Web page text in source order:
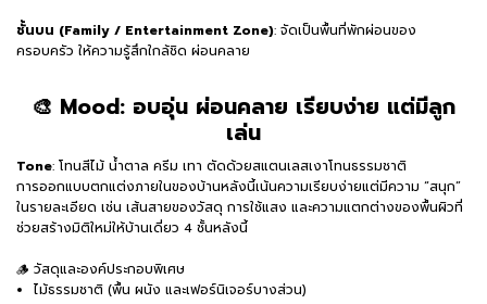
ชั้นบน (Family / Entertainment Zone): จัดเป็นพื้นที่พักผ่อนของ
ครอบครัว ให้ความรู้สึกใกล้ชิด ผ่อนคลาย
🎨 Mood: อบอุ่น ผ่อนคลาย เรียบง่าย แต่มีลูก
เล่น
Tone: โทนสีไม้ น้ำตาล ครีม เทา ตัดด้วยสแตนเลสเงาโทนธรรมชาติ
การออกแบบตกแต่งภายในของบ้านหลังนี้เน้นความเรียบง่ายแต่มีความ “สนุก”
ในรายละเอียด เช่น เส้นสายของวัสดุ การใช้แสง และความแตกต่างของพื้นผิวที่
ช่วยสร้างมิติใหม่ให้บ้านเดี่ยว 4 ชั้นหลังนี้
🪵 วัสดุและองค์ประกอบพิเศษ
ไม้ธรรมชาติ (พื้น ผนัง และเฟอร์นิเจอร์บางส่วน)